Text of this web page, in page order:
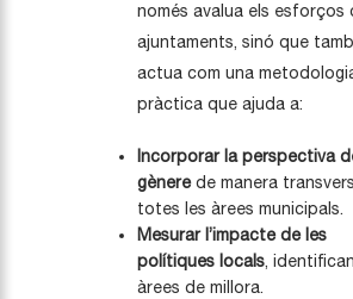
només avalua els esforços
ajuntaments, sinó que
actua com una
pràctica que ajuda a:
Incorporar la perspectiva
gènerede manera
totes les àrees municipals.
Mesurar l’impacte de les
polítiques locals,
àrees de millora.